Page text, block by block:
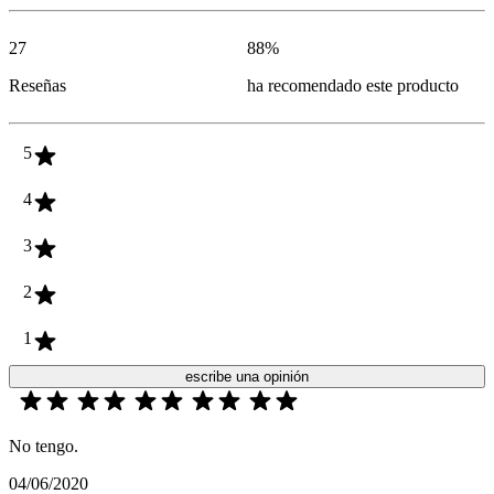
27
Reseñas
88%
ha recomendado este producto
5
4
3
2
1
escribe una opinión
No tengo.
04/06/2020